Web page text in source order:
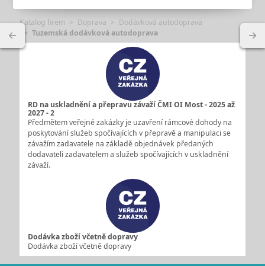
Katalog firem Doprava
Dodávková autodoprava
Tuzemská dodávková autodoprava
RD na uskladnění a přepravu závaží ČMI OI Most - 2025 až
2027 - 2
Předmětem veřejné zakázky je uzavření rámcové dohody na
poskytování služeb spočívajících v přepravě a manipulaci se
závažím zadavatele na základě objednávek předaných
dodavateli zadavatelem a služeb spočívajících v uskladnění
závaží.
Dodávka zboží včetně dopravy
Dodávka zboží včetně dopravy